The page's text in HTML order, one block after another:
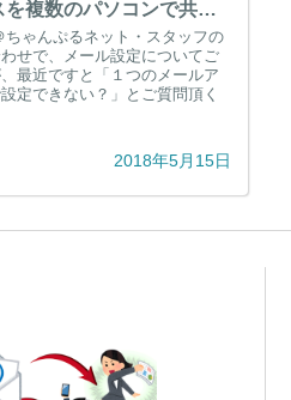
１つのメールアドレスを複数のパソコンで共有する方法と注意点
ゃんぷるネット・スタッフの
せで、メール設定についてご
最近ですと「１つのメールア
定できない？」とご質問頂く
2018年5月15日